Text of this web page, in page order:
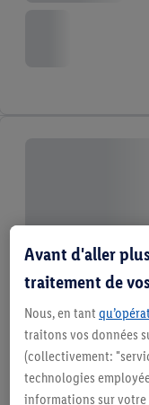
Avant d'aller
traitement de
Nous, en tant
traitons vos données
(collectivement:
technologies
informations sur votre